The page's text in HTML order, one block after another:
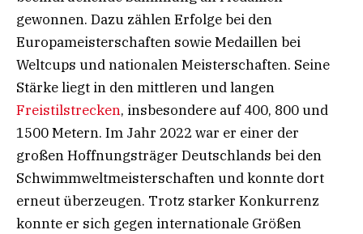
gewonnen. Dazu zählen Erfolge bei den
Europameisterschaften sowie Medaillen bei
Weltcups und nationalen Meisterschaften. Seine
Stärke liegt in den mittleren und langen
Freistilstrecken, insbesondere auf 400, 800 und
1500 Metern. Im Jahr 2022 war er einer der
großen Hoffnungsträger Deutschlands bei den
Schwimmweltmeisterschaften und konnte dort
erneut überzeugen. Trotz starker Konkurrenz
konnte er sich gegen internationale Größen